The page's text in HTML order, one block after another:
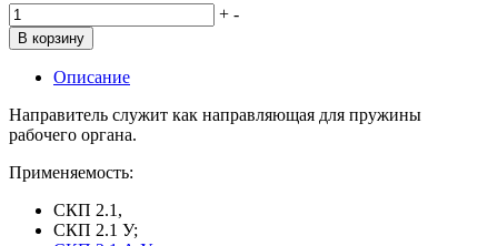
Количество
товара
СКП
01.08.020
Направитель
+ -
В корзину
Описание
Направитель служит как направляющая для пружины
рабочего органа.
Применяемость:
СКП 2.1,
СКП 2.1 У;